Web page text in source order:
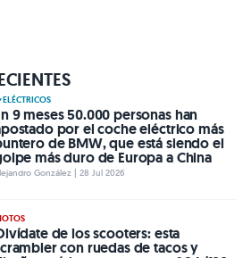
ELÉCTRICOS
9 meses 50.000 personas han
por el coche eléctrico más
de BMW, que está siendo el
más duro de Europa a China
González | 28 Jul 2026
de los scooters: esta
con ruedas de tacos y